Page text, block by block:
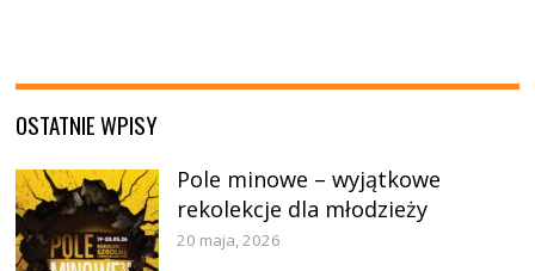
OSTATNIE WPISY
Pole minowe – wyjątkowe
rekolekcje dla młodzieży
20 maja, 2026